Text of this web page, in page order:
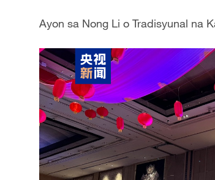
Ayon sa Nong Li o Tradisyunal na